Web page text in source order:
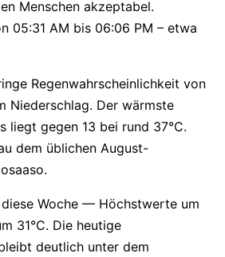
Menschen akzeptabel.
05:31 AM bis 06:06 PM – etwa
Regenwahrscheinlichkeit von
Niederschlag. Der wärmste
liegt gegen 13 bei rund 37°C.
dem üblichen August-
diese Woche — Höchstwerte um
31°C. Die heutige
deutlich unter dem